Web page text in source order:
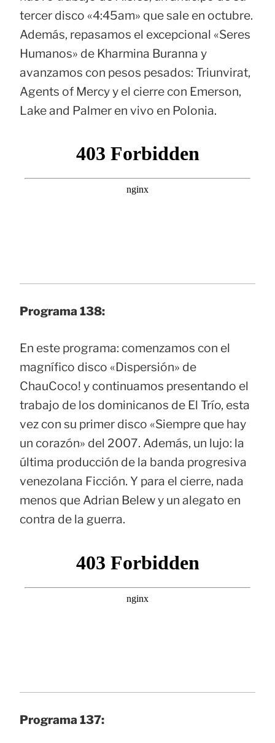
tercer disco «4:45am» que sale en octubre.
Además, repasamos el excepcional «Seres
Humanos» de Kharmina Buranna y
avanzamos con pesos pesados: Triunvirat,
Agents of Mercy y el cierre con Emerson,
Lake and Palmer en vivo en Polonia.
Programa 138:
En este programa: comenzamos con el
magnífico disco «Dispersión» de
ChauCoco! y continuamos presentando el
trabajo de los dominicanos de El Trío, esta
vez con su primer disco «Siempre que hay
un corazón» del 2007. Además, un lujo: la
última producción de la banda progresiva
venezolana Ficción. Y para el cierre, nada
menos que Adrian Belew y un alegato en
contra de la guerra.
Programa 137: